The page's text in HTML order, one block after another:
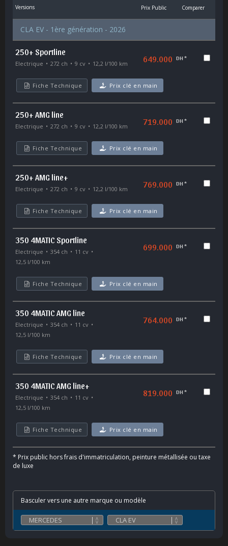
Versions Prix Public Comparer
CLA EV - 1ère génération - 2026
250+ Sportline
Electrique 272 ch 9 cv 12,2 l/100 km 649.000 DH *
Fiche Technique Prix clé en main
250+ AMG line
Electrique 272 ch 9 cv 12,2 l/100 km 719.000 DH *
Fiche Technique Prix clé en main
250+ AMG line+
Electrique 272 ch 9 cv 12,2 l/100 km 769.000 DH *
Fiche Technique Prix clé en main
350 4MATIC Sportline
Electrique 354 ch
11 cv
12,5 l/100 km
699.000 DH *
Fiche Technique Prix clé en main
350 4MATIC AMG line
Electrique 354 ch
11 cv
12,5 l/100 km
764.000 DH *
Fiche Technique Prix clé en main
350 4MATIC AMG line+
Electrique 354 ch
11 cv
12,5 l/100 km
819.000 DH *
Fiche Technique Prix clé en main
* Prix public hors frais d'immatriculation, peinture métallisée ou taxe
de luxe
Basculer vers une autre marque ou modèle